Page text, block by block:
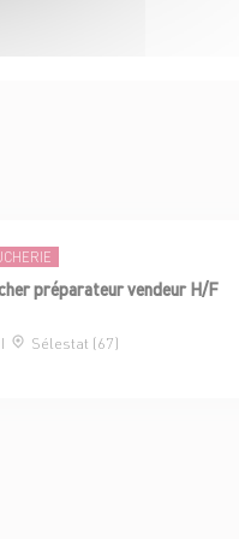
préparateur vendeur H/F
Sélestat (67)